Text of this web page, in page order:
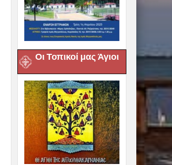
Οι Τοπικοί μας Άγιοι